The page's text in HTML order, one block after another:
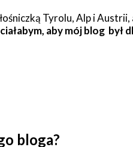
Tyrolu, Alp i
aby mój blog był
bloga?